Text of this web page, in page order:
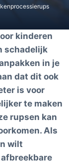
kinderen
schadelijk
in je
dat dit ook
is voor
te maken
rupsen kan
Als
wilt